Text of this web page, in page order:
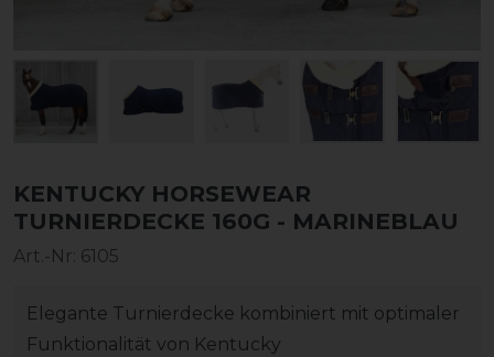
KENTUCKY HORSEWEAR
TURNIERDECKE 160G - MARINEBLAU
Art.-Nr: 6105
Elegante Turnierdecke kombiniert mit optimaler
Funktionalität von Kentucky